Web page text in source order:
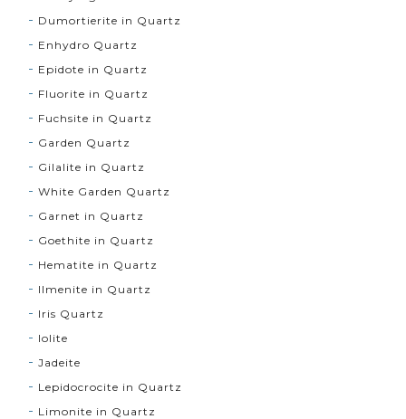
Dumortierite in Quartz
Enhydro Quartz
Epidote in Quartz
Fluorite in Quartz
Fuchsite in Quartz
Garden Quartz
Gilalite in Quartz
White Garden Quartz
Garnet in Quartz
Goethite in Quartz
Hematite in Quartz
Ilmenite in Quartz
Iris Quartz
Iolite
Jadeite
Lepidocrocite in Quartz
Limonite in Quartz